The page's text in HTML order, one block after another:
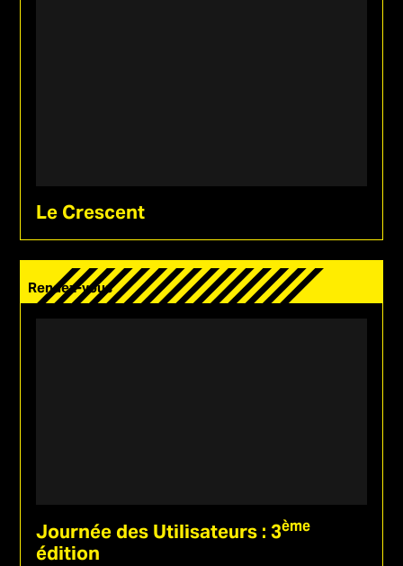
Le Crescent
Rendez-vous
Journée des Utilisateurs : 3ème
édition
Actualités
Socoop